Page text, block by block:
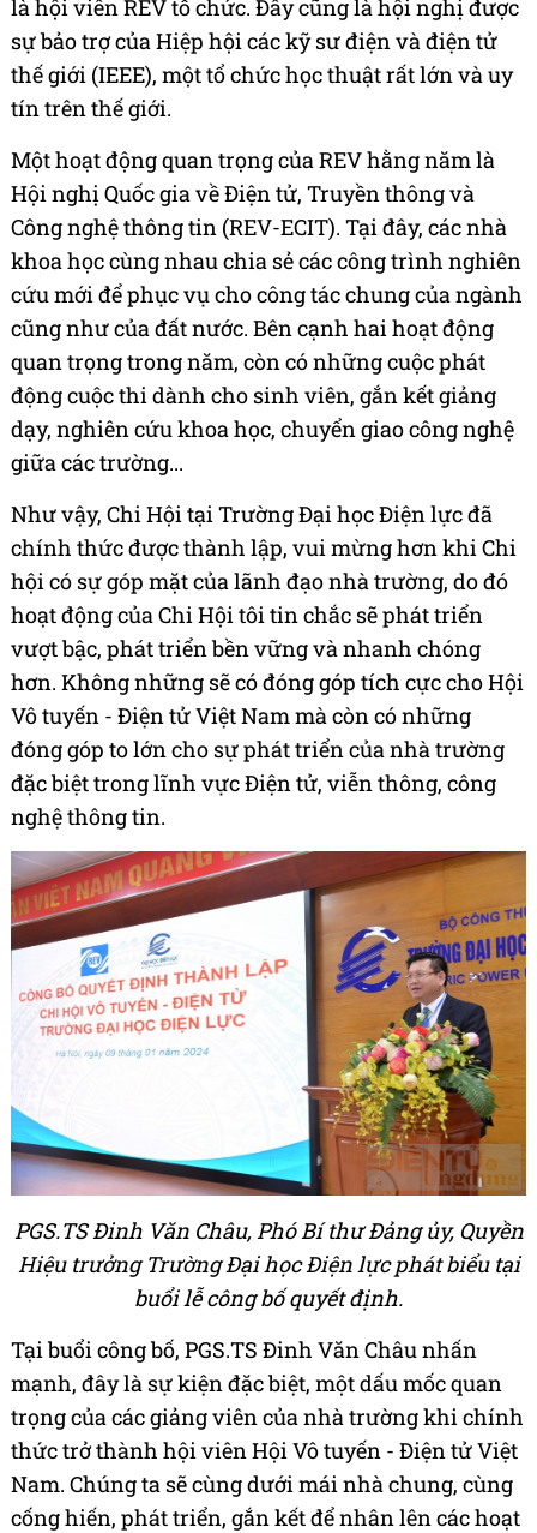
là hội viên REV tổ chức. Đây cũng là hội nghị được
sự bảo trợ củaHiệp hội các kỹ sư điện và điện tử
thế giới (IEEE), một tổ chức học thuật rất lớn và uy
tín trên thế giới.
Một hoạt động quan trọng của REV hằng năm là
Hội nghị Quốc gia về Điện tử, Truyền thông và
Công nghệ thông tin (REV-ECIT). Tại đây, các nhà
khoa học cùng nhau chia sẻ các công trình nghiên
cứu mới để phục vụ cho công tác chung của ngành
cũng như của đất nước. Bên cạnh hai hoạt động
quan trọng trong năm, còn có những cuộc phát
động cuộc thi dành cho sinh viên, gắn kết giảng
dạy, nghiên cứu khoa học, chuyển giao công nghệ
giữa các trường...
Như vậy, Chi Hội tại Trường Đại học Điện lực đã
chính thức được thành lập, vui mừng hơn khi Chi
hội có sự góp mặt của lãnh đạo nhà trường, do đó
hoạt động của Chi Hội tôi tin chắc sẽ phát triển
vượt bậc, phát triển bền vững và nhanh chóng
hơn. Không những sẽ có đóng góp tích cực cho Hội
Vô tuyến - Điện tử Việt Nam mà còn có những
đóng góp to lớn cho sự phát triển của nhà trường
đặc biệt trong lĩnh vực Điện tử, viễn thông, công
nghệ thông tin.
PGS.TS Đinh Văn Châu, Phó Bí thư Đảng ủy, Quyền
Hiệu trưởng Trường Đại học Điện lực phát biểu tại
buổi lễ công bố quyết định.
Tại buổi công bố, PGS.TS Đinh Văn Châu nhấn
mạnh, đây là sự kiện đặc biệt, một dấu mốc quan
trọng của các giảng viên của nhà trường khi chính
thức trở thành hội viên Hội Vô tuyến - Điện tử Việt
Nam. Chúng ta sẽ cùng dưới mái nhà chung, cùng
cống hiến, phát triển, gắn kết để nhân lên các hoạt